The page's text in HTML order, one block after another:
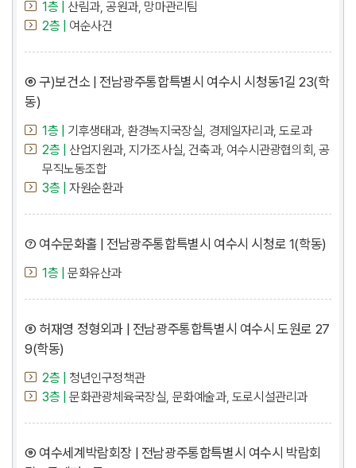
1층 |
산림과, 공원과, 망마관리팀
2층 |
여순사건
⑥ 구)보건소 | 전남광주통합특별시 여수시 시청동1길 23(학
동)
1층 |
기후생태과, 환경녹지국장실, 경제일자리과, 도로과
2층 |
산업지원과, 지가조사실, 건축과, 여수시관광협의회, 공
무직노동조합
3층 |
자원순환과
⑦ 여수문화홀 | 전남광주통합특별시 여수시 시청로 1(학동)
1층 | 문화유산과
⑧ 허재영 정형외과 | 전남광주통합특별시 여수시 도원로 27
9(학동)
2층 |
청년인구정책관
3층 |
문화관광체육국장실, 문화예술과, 도로시설관리과
⑨ 여수세계박람회장 | 전남광주통합특별시 여수시 박람회